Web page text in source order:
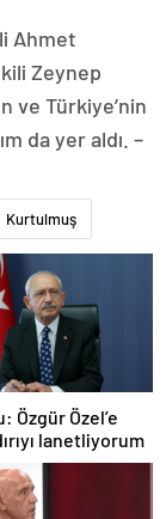
Ahmet
Zeynep
ve Türkiye’nin
da yer aldı. –
Kurtulmuş
Özgür Özel’e
lanetliyorum